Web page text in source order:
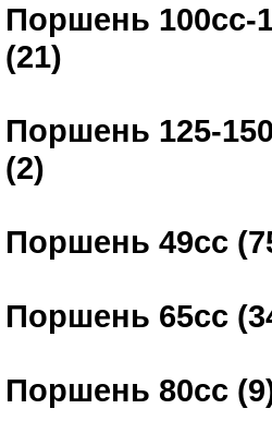
Поршень 100сс-
(21)
Поршень 125-
(2)
Поршень 49сс
Поршень 65сс
Поршень 80сс